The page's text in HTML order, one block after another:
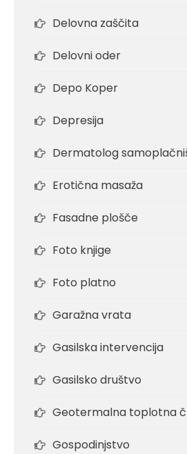
Delovna zaščita
Delovni oder
Depo Koper
Depresija
Dermatolog
Erotična masaža
Fasadne plošče
Foto knjige
Foto platno
Garažna vrata
Gasilska intervencija
Gasilsko društvo
Geotermalna toplotna
Gospodinjstvo